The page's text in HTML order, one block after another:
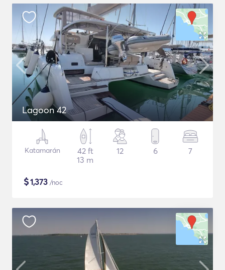
Lagoon 42
Katamarán
42 ft
13 m
12 6 7
$1,373 /noc